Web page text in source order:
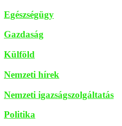
Egészségügy
Gazdaság
Külföld
Nemzeti hírek
Nemzeti igazságszolgáltatás
Politika